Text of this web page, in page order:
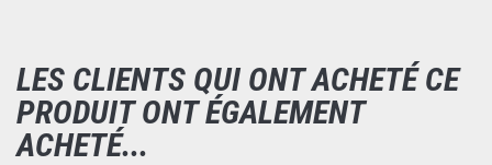
LES CLIENTS QUI ONT ACHETÉ CE
PRODUIT ONT ÉGALEMENT
ACHETÉ...